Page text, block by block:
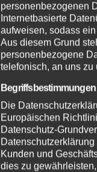
personenbezogenen
Internetbasierte
aufweisen, sodass
Aus diesem Grund
personenbezogene
telefonisch, an uns zu
Begriffsbestimmungen
Die
Europäischen
Datenschutz-
Kunden und
dies zu